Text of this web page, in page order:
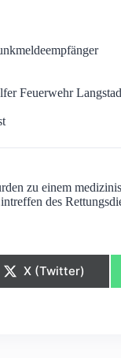
Feuerwehr
zu einem
des
Share
on
X (Twitter)